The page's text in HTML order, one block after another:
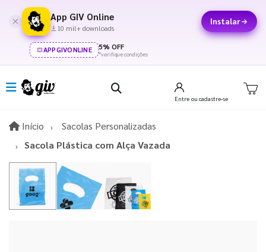
App GIV Online
10 mil+ downloads
Instalar
APPGIVONLINE 5% OFF
*verifique condições
Entre ou cadastre-se
Início InícioSacolas Personalizadas
Sacola Plástica com Alça Vazada